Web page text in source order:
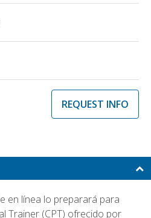
REQUEST INFO
en línea lo preparará para
Trainer (CPT) ofrecido por